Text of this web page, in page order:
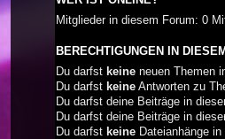
Mitglieder in diesem Forum: 0
BERECHTIGUNGEN IN
Du darfst keine neuen Themen
Du darfst keine Antworten zu
Du darfst deine Beiträge in
Du darfst deine Beiträge in
Du darfst keine Dateianhänge